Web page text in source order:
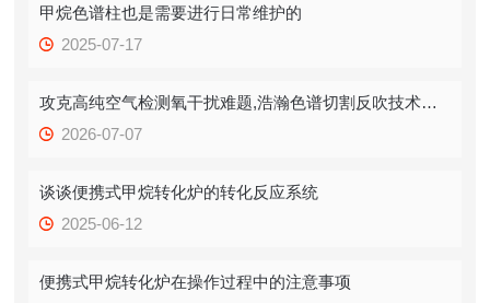
甲烷色谱柱也是需要进行日常维护的
2025-07-17
攻克高纯空气检测氧干扰难题,浩瀚色谱切割反吹技术打造精准质控方案
2026-07-07
谈谈便携式甲烷转化炉的转化反应系统
2025-06-12
便携式甲烷转化炉在操作过程中的注意事项